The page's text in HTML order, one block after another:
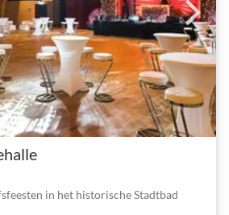
in het historische Stadtbad